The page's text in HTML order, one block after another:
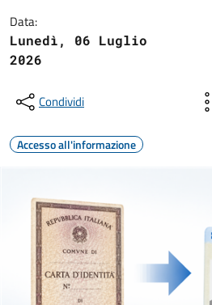
Data:
Lunedì, 06 Luglio
2026
Condividi
Accesso all'informazione